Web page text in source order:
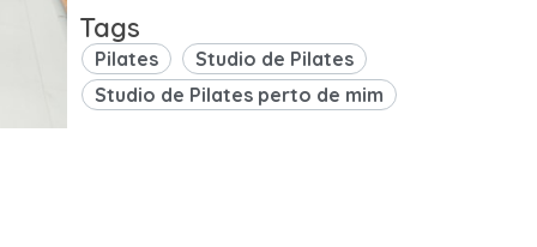
Tags
Pilates
Studio de Pilates
Studio de Pilates perto de mim